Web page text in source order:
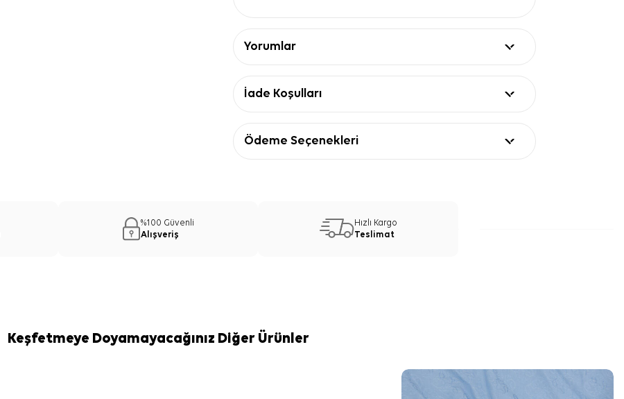
Yorumlar
İade Koşulları
Ödeme Seçenekleri
%100 Güvenli
Alışveriş
Hızlı Kargo
Teslimat
Keşfetmeye Doyamayacağınız Diğer Ürünler